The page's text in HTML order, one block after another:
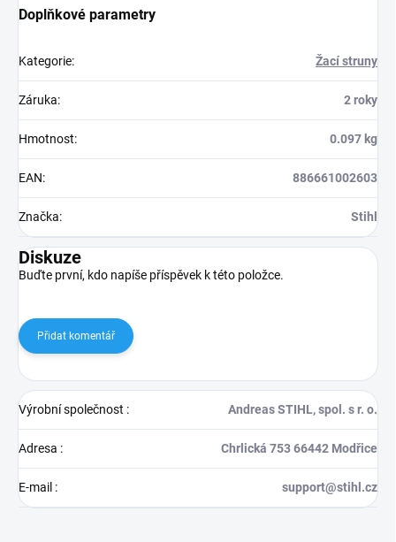
Doplňkové parametry
Kategorie: Žací struny
Záruka: 2 roky
Hmotnost: 0.097 kg
EAN: 886661002603
Značka: Stihl
Diskuze
Buďte první, kdo napíše příspěvek k této položce.
Přidat komentář
Výrobní společnost : Andreas STIHL, spol. s r. o.
Adresa : Chrlická 753 66442 Modřice
E-mail : support@stihl.cz